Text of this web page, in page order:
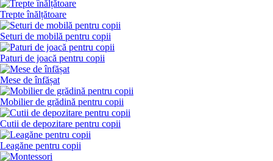
Trepte înălțătoare
Seturi de mobilă pentru copii
Paturi de joacă pentru copii
Mese de înfășat
Mobilier de grădină pentru copii
Cutii de depozitare pentru copii
Leagăne pentru copii